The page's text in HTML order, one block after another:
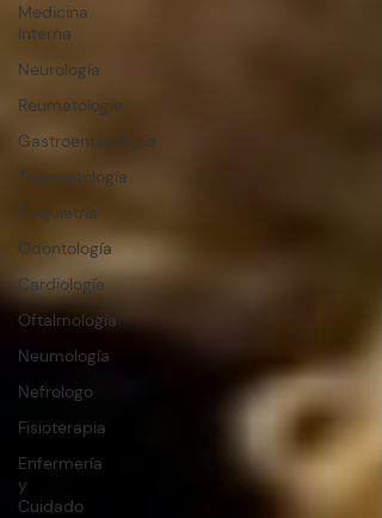
Medicina
Interna
Neurología
Reumatología
Gastroenterología
Traumatología
Psiquiatría
Odontología
Cardiología
Oftalmología
Neumología
Nefrologo
Fisioterapia
Enfermería
y
Cuidado